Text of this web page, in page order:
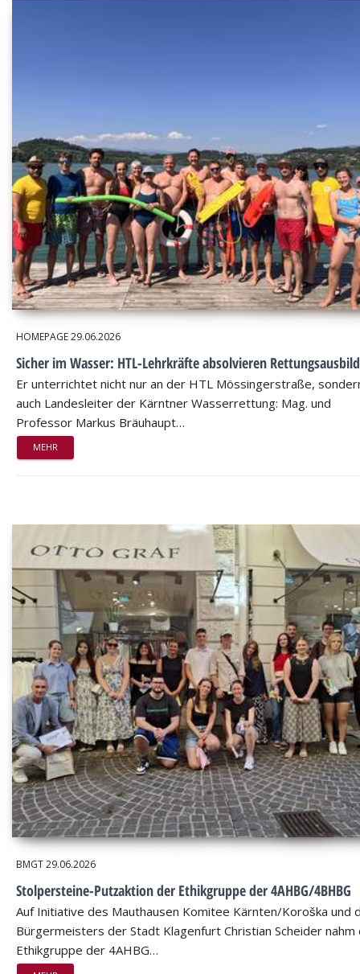
HOMEPAGE29.06.2026
Sicher im Wasser: HTL-Lehrkräfte absolvieren
Er unterrichtet nicht nur an der HTL Mössingerstraße,
auch Landesleiter der Kärntner Wasserrettung: Mag. und
Professor Markus Bräuhaupt…
MEHR
BMGT29.06.2026
Stolpersteine-Putzaktion der Ethikgruppe der 4AHBG/4BHBG
Auf Initiative des Mauthausen Komitee Kärnten/Koroška und
Bürgermeisters der Stadt Klagenfurt Christian Scheider nahm
Ethikgruppe der 4AHBG…